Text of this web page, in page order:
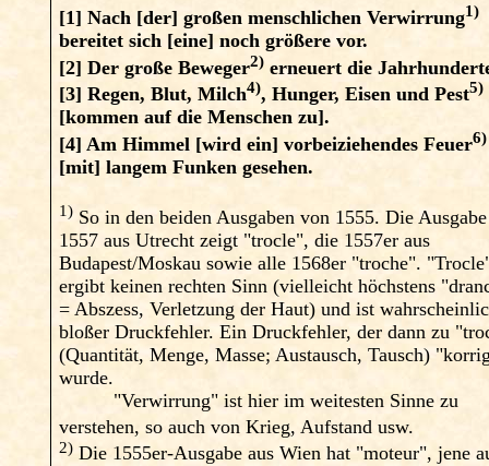
[1]Nach [der] großen menschlichen Verwirrung1)
bereitet sich [eine] noch größere vor.
[2]Der große Beweger2) erneuert die
[3]Regen, Blut, Milch4), Hunger, Eisen und Pest5)
[kommen auf die Menschen zu].
[4]Am Himmel [wird ein] vorbeiziehendes Feuer6)
[mit] langem Funken gesehen.
1) So in den beiden Ausgaben von 1555. Die
1557 aus Utrecht zeigt "trocle", die 1557er aus
Budapest/Moskau sowie alle 1568er "troche".
ergibt keinen rechten Sinn (vielleicht höchstens
= Abszess, Verletzung der Haut) und ist
bloßer Druckfehler. Ein Druckfehler, der dann zu
(Quantität, Menge, Masse; Austausch, Tausch)
wurde.
"Verwirrung" ist hier im weitesten Sinne zu
verstehen, so auch von Krieg, Aufstand usw.
2) Die 1555er-Ausgabe aus Wien hat "moteur", jene